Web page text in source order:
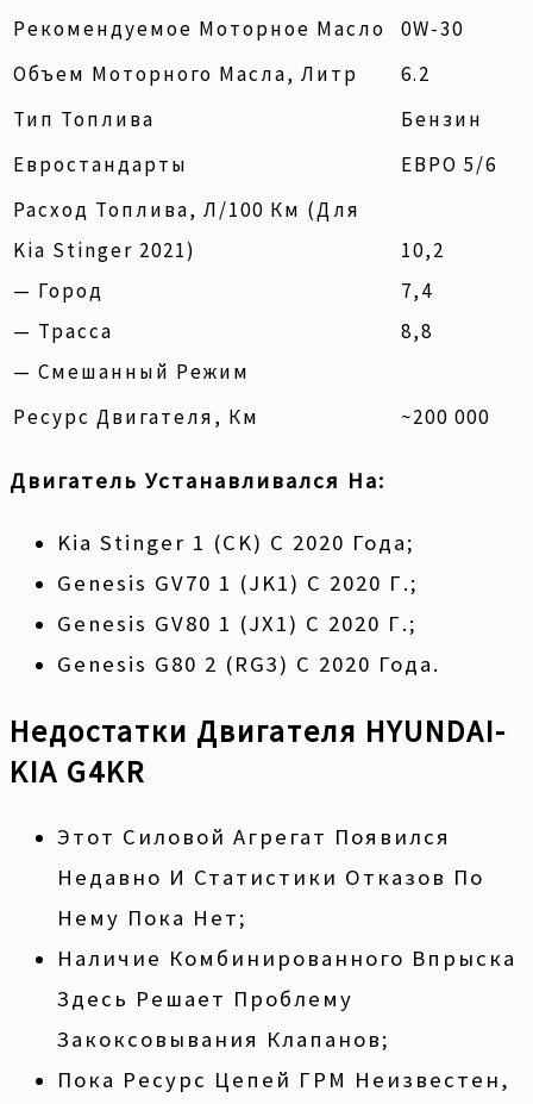
Рекомендуемое Моторное Масло
0W-30
Объем Моторного Масла, Литр
6.2
Тип Топлива
Бензин
Евростандарты
ЕВРО 5/6
Расход Топлива, Л/100 Км (для
Kia Stinger 2021)
— Город
— Трасса
— Смешанный Режим
10,2
7,4
8,8
Ресурс Двигателя, Км ~200 000
Двигатель Устанавливался На:
Kia Stinger 1 (CK) С 2020 Года;
Genesis GV70 1 (JK1) С 2020 Г.;
Genesis GV80 1 (JX1) С 2020 Г.;
Genesis G80 2 (RG3) С 2020 Года.
Недостатки Двигателя HYUNDAI-
KIA G4KR
Этот Силовой Агрегат Появился
Недавно И Статистики Отказов По
Нему Пока Нет;
Наличие Комбинированного Впрыска
Здесь Решает Проблему
Закоксовывания Клапанов;
Пока Ресурс Цепей ГРМ Неизвестен,